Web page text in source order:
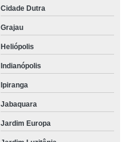
Cidade Dutra
Grajau
Heliópolis
Indianópolis
Ipiranga
Jabaquara
Jardim Europa